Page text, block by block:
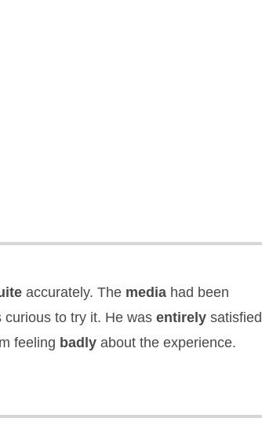
accurately. The media had been
to try it. He was entirely satisfied
feeling badly about the experience.